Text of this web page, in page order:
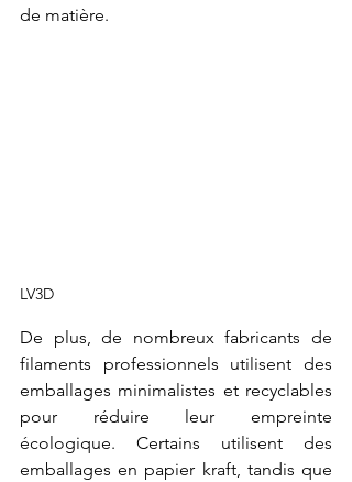
de matière.
LV3D
De plus, de nombreux fabricants de
filaments professionnels utilisent des
emballages minimalistes et recyclables
pour réduire leur empreinte
écologique. Certains utilisent des
emballages en papier kraft, tandis que